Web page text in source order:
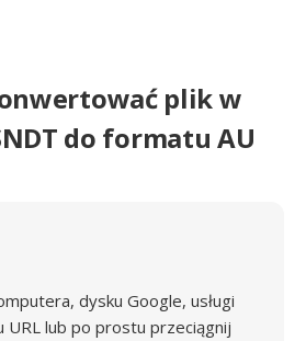
plik w
do formatu AU
dysku Google, usługi
URL lub po prostu przeciągnij